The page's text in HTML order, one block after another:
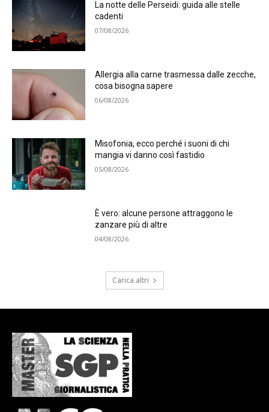
La notte delle Perseidi: guida alle stelle
cadenti
07/08/2026
Allergia alla carne trasmessa dalle zecche,
cosa bisogna sapere
06/08/2026
Misofonia, ecco perché i suoni di chi
mangia vi danno così fastidio
05/08/2026
È vero: alcune persone attraggono le
zanzare più di altre
04/08/2026
Carica altri